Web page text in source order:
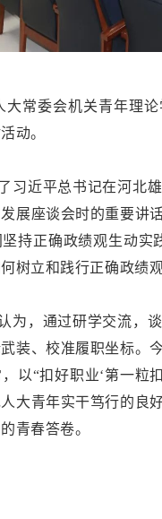
大常委会机关青年理
动。
习近平总书记在河北
展座谈会时的重要讲
持正确政绩观生动实
树立和践行正确政绩
为，通过研学交流，
装、校准履职坐标。
以“扣好职业‘第一粒
大青年实干笃行的良
青春答卷。